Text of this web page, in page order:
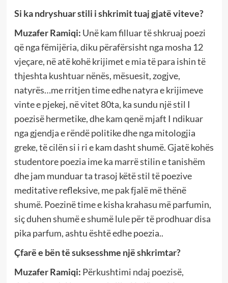
Si ka ndryshuar stili i shkrimit tuaj gjatë viteve?
Muzafer Ramiqi: Unë kam filluar të shkruaj poezi
që nga fëmijëria, diku përafërsisht nga mosha 12
vjeçare, në atë kohë krijimet e mia të para ishin të
thjeshta kushtuar nënës, mësuesit, zogjve,
natyrës…me rritjen time edhe natyra e krijimeve
vinte e pjekej, në vitet 80ta, ka sundu një stil I
poezisë hermetike, dhe kam qenë mjaft I ndikuar
nga gjendja e rëndë politike dhe nga mitologjia
greke, të cilën si i ri e kam dasht shumë. Gjatë kohës
studentore poezia ime ka marrë stilin e tanishëm
dhe jam munduar ta trasoj këtë stil të poezive
meditative refleksive, me pak fjalë më thënë
shumë. Poezinë time e kisha krahasu më parfumin,
siç duhen shumë e shumë lule për të prodhuar disa
pika parfum, ashtu është edhe poezia..
Çfarë e bën të suksesshme një shkrimtar?
Muzafer Ramiqi: Përkushtimi ndaj poezisë,